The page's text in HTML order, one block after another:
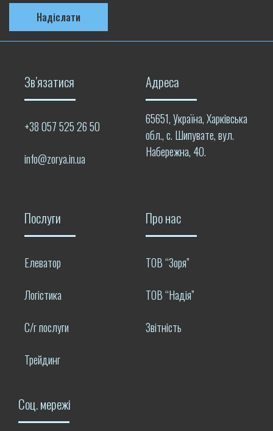
Зв’язатися
+38 057 525 26 50
info@zorya.in.ua
Адреса
65651, Україна, Харківська
обл., с. Шипувате, вул.
Набережна, 40.
Послуги
Елеватор
Логістика
С/г послуги
Трейдинг
Про нас
ТОВ “Зоря”
ТОВ “Надія”
Звітність
Соц. мережі